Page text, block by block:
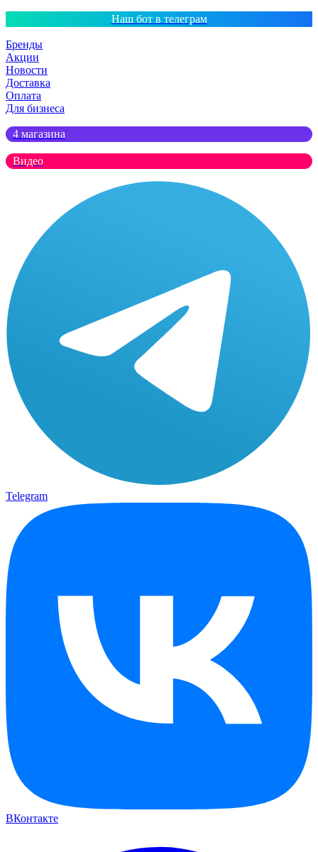
Наш бот в телеграм
Бренды
Акции
Новости
Доставка
Оплата
Для бизнеса
4 магазина
Видео
Telegram
ВКонтакте